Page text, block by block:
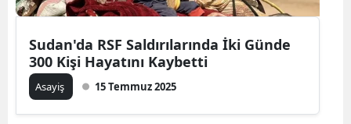
Sudan'da RSF Saldırılarında İki Günde
300 Kişi Hayatını Kaybetti
Asayiş 15 Temmuz 2025